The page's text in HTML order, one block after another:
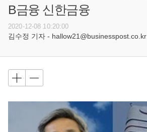
B금융 신한금융
2020-12-08 10:20:00
김수정 기자 - hallow21@businesspost.co.kr